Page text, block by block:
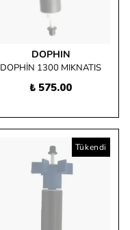
DOPHIN
DOPHİN 1300 MIKNATIS
₺ 575.00
Tükendi